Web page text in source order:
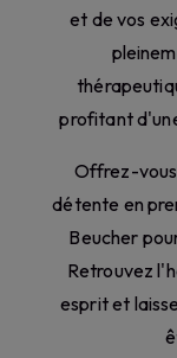
et de vos
profitant
Offrez-
détente en
Beucher
Retrouvez
esprit et